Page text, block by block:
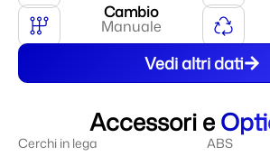
Cambio
Manuale
Vedi altri dati
Accessori e
Cerchi in lega
ABS